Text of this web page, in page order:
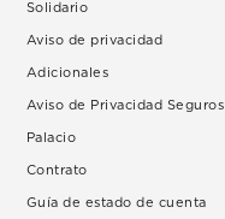
Solidario
Aviso de privacidad
Adicionales
Aviso de Privacidad Seguros
Palacio
Contrato
Guía de estado de cuenta